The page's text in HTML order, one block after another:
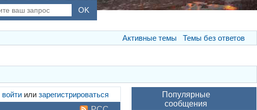
Активные темы Темы без ответов
войти илизарегистрироваться
Популярные
сообщения